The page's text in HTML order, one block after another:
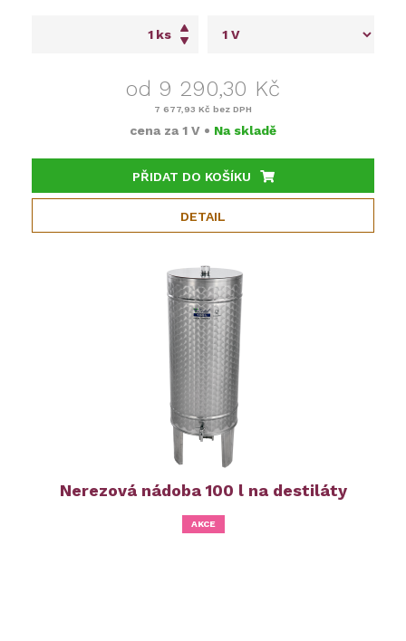
ks
od 9 290,30 Kč
7 677,93 Kč bez DPH
cena za 1 V • Na skladě
PŘIDAT DO KOŠÍKU
DETAIL
Nerezová nádoba 100 l na destiláty
AKCE